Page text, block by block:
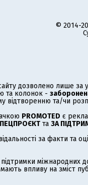
© 2014-
дозволено лише за
та колонок -
відтворенню та/чи
PROMOTED є
та ЗА
за факти та
міжнародних
впливу на зміст